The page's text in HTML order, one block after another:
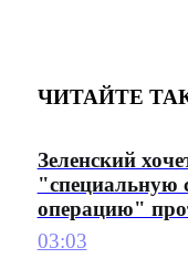
ЧИТАЙТЕ
Зеленский
"специальную
операцию"
03:03